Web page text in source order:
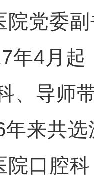
党委副
年4月起
、导师
年来共
院口腔